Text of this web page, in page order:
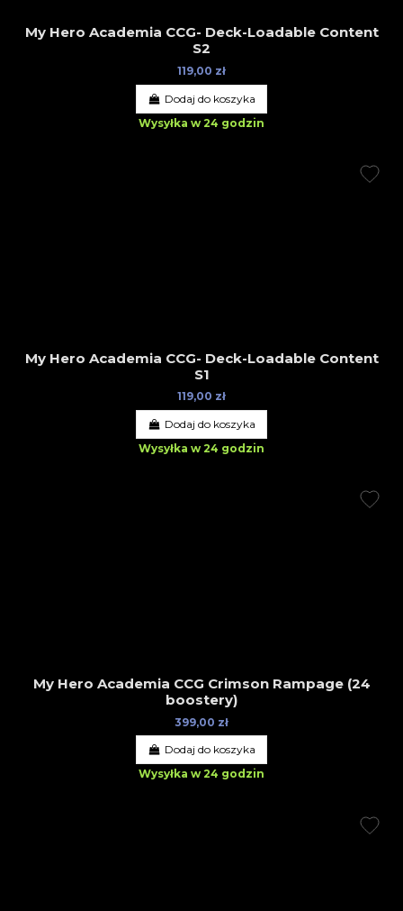
My Hero Academia CCG- Deck-Loadable Content
S2
119,00 zł
Dodaj do koszyka
Wysyłka w 24 godzin
My Hero Academia CCG- Deck-Loadable Content
S1
119,00 zł
Dodaj do koszyka
Wysyłka w 24 godzin
My Hero Academia CCG Crimson Rampage (24
boostery)
399,00 zł
Dodaj do koszyka
Wysyłka w 24 godzin